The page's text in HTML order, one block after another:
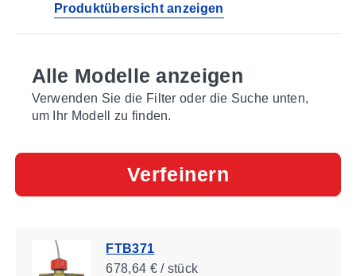
Produktübersicht anzeigen
Alle Modelle anzeigen
Verwenden Sie die Filter oder die Suche unten,
um Ihr Modell zu finden.
Verfeinern
FTB371
678,64 € / stück